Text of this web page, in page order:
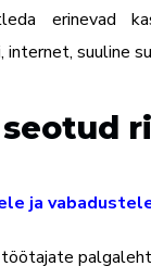
erinevad
suuline
ja